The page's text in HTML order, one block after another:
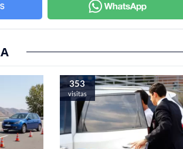
353
visitas